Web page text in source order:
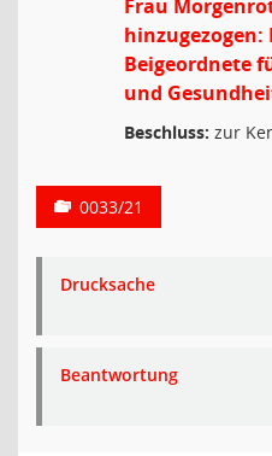
Frau
Beigeordnete
und
Beschluss: zur
0033/21
Drucksache
Beantwortung